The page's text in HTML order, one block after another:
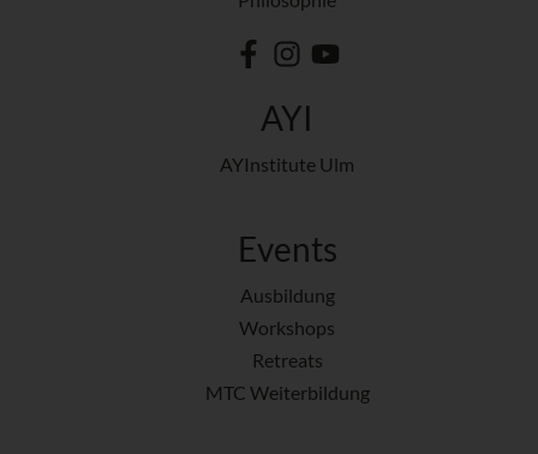
AYI
AYInstitute Ulm
Events
Ausbildung
Workshops
Retreats
MTC Weiterbildung